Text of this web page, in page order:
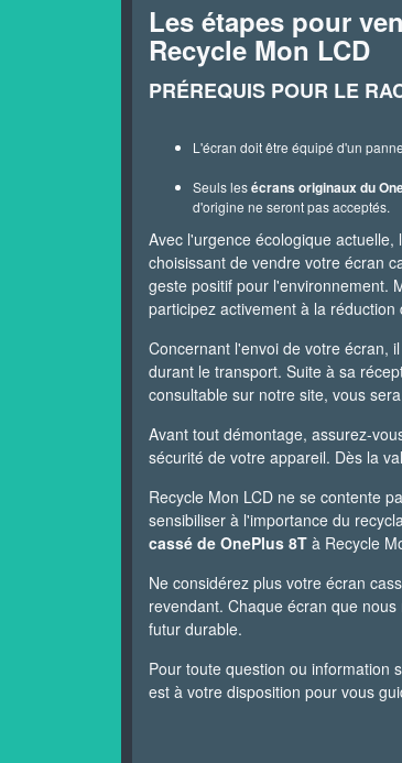
Les étapes pour
Recycle Mon LCD
PRÉREQUIS POUR LE
L'écran doit être équipé d'un
Seuls lesécrans originaux du
d'origine ne seront pas acceptés.
Avec l'urgence écologique
choisissant de vendre votre écran
geste positif pour l'environnement.
participez activement à la
Concernant l'envoi de votre écran,
durant le transport. Suite à sa
consultable sur notre site, vous
Avant tout démontage, assurez-
sécurité de votre appareil. Dès la
Recycle Mon LCD ne se contente
sensibiliser à l'importance du
cassé de OnePlus 8T à Recycle
Ne considérez plus votre écran
revendant. Chaque écran que
futur durable.
Pour toute question ou information
est à votre disposition pour vous